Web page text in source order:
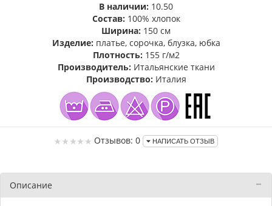
В наличии: 10.50
Состав: 100% хлопок
Ширина: 150 см
Изделие: платье, сорочка, блузка, юбка
Плотность: 155 г/м2
Производитель: Итальянские ткани
Производство: Италия
Отзывов: 0 НАПИСАТЬ ОТЗЫВ
Описание